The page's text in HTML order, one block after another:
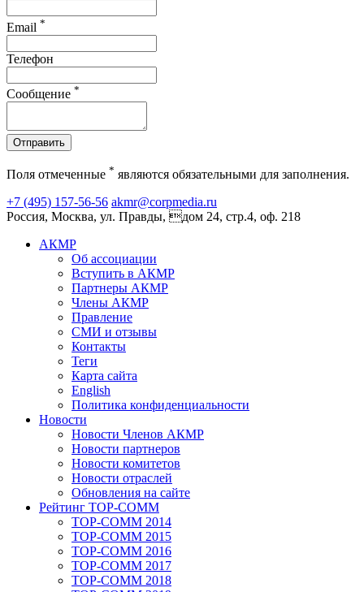
Email *
Телефон
Сообщение *
Отправить
Поля отмеченные * являются обязательными для заполнения.
+7 (495) 157-56-56 akmr@corpmedia.ru
Россия, Москва, ул. Правды, дом 24, стр.4, оф. 218
АКМР
Об ассоциации
Вступить в АКМР
Партнеры АКМР
Члены АКМР
Правление
СМИ и отзывы
Контакты
Теги
Карта сайта
English
Политика конфиденциальности
Новости
Новости Членов АКМР
Новости партнеров
Новости комитетов
Новости отраслей
Обновления на сайте
Рейтинг TOP-COMM
TOP-COMM 2014
TOP-COMM 2015
TOP-COMM 2016
TOP-COMM 2017
TOP-COMM 2018